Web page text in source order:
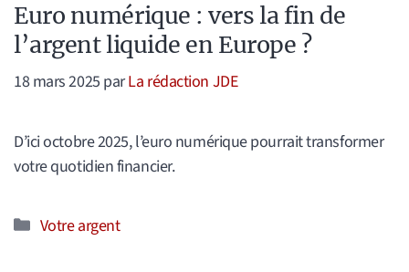
Euro numérique : vers la fin de
l’argent liquide en Europe ?
18 mars 2025 parLa rédaction JDE
D’ici octobre 2025, l’euro numérique pourrait transformer
votre quotidien financier.
Catégories
Votre argent